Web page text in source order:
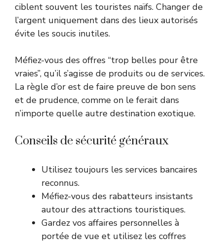
ciblent souvent les touristes naïfs. Changer de
l’argent uniquement dans des lieux autorisés
évite les soucis inutiles.
Méfiez-vous des offres “trop belles pour être
vraies”, qu’il s’agisse de produits ou de services.
La règle d’or est de faire preuve de bon sens
et de prudence, comme on le ferait dans
n’importe quelle autre destination exotique.
Conseils de sécurité généraux
Utilisez toujours les services bancaires
reconnus.
Méfiez-vous des rabatteurs insistants
autour des attractions touristiques.
Gardez vos affaires personnelles à
portée de vue et utilisez les coffres